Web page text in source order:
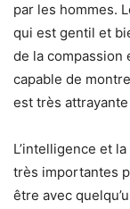
par les hommes.
qui est gentil et
de la compassion
capable de
est très
L’intelligence et
très importantes
être avec